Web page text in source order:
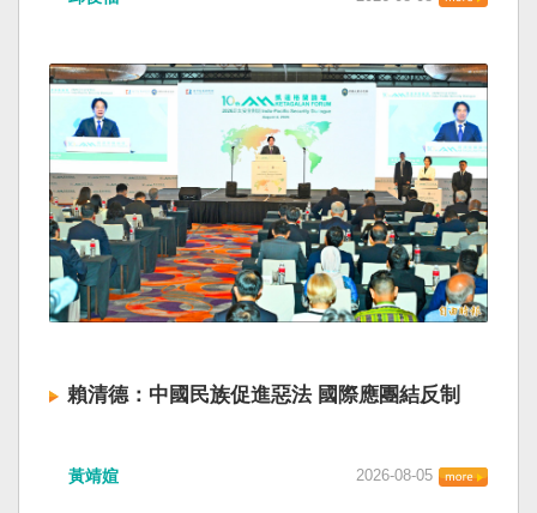
賴清德：中國民族促進惡法 國際應團結反制
黃靖媗 2026-08-05